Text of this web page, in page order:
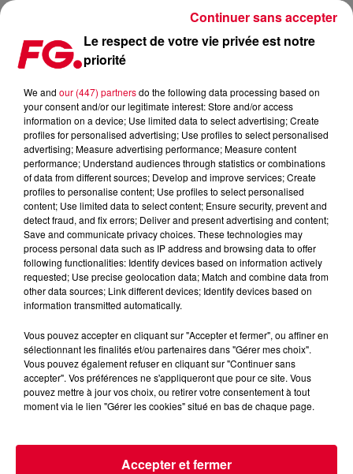
FESTIVAL : LA DOUVE BLANCHE REVIENT EN JUILLET !
Publié : 23 avril 2021 à 16h10 par Patrick Urban
Le respect de votre vie privée est notre
priorité
We and our (447) partnersdo the following data processing based on
your consent and/or our legitimate interest: Store and/or access
information on a device; Use limited data to select advertising; Create
profiles for personalised advertising; Use profiles to select personalised
advertising; Measure advertising performance; Measure content
performance; Understand audiences through statistics or combinations
of data from different sources; Develop and improve services; Create
profiles to personalise content; Use profiles to select personalised
content; Use limited data to select content; Ensure security, prevent and
detect fraud, and fix errors; Deliver and present advertising and content;
Save and communicate privacy choices. These technologies may
process personal data such as IP address and browsing data to offer
following functionalities: Identify devices based on information actively
requested; Use precise geolocation data; Match and combine data from
other data sources; Link different devices; Identify devices based on
information transmitted automatically.
Vous pouvez accepter en cliquant sur "Accepter et fermer", ou affiner en
sélectionnant les finalités et/ou partenaires dans "Gérer mes choix".
Vous pouvez également refuser en cliquant sur "Continuer sans
accepter". Vos préférences ne s'appliqueront que pour ce site. Vous
pouvez mettre à jour vos choix, ou retirer votre consentement à tout
moment via le lien "Gérer les cookies" situé en bas de chaque page.
Accepter et fermer
Continuer sans accepter